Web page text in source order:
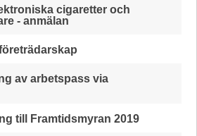
cigaretter och
- anmälan
av arbetspass via
till Framtidsmyran 2019